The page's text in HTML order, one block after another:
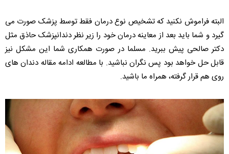
البته فراموش نکنید که تشخیص نوع درمان فقط توسط پزشک صورت می
گیرد و شما باید بعد از معاینه درمان خود را زیر نظر دندانپزشک حاذق مثل
دکتر صالحی پیش ببرید. مسلما در صورت همکاری شما این مشکل نیز
قابل حل خواهد بود پس نگران نباشید. با مطالعه ادامه مقاله دندان های
روی هم قرار گرفته، همراه ما باشید.